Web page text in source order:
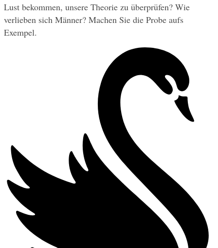
Lust bekommen, unsere Theorie zu überprüfen? Wie
verlieben sich Männer? Machen Sie die Probe aufs
Exempel.